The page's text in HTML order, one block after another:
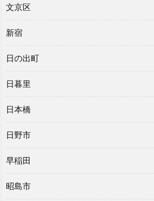
文京区
新宿
日の出町
日暮里
日本橋
日野市
早稲田
昭島市